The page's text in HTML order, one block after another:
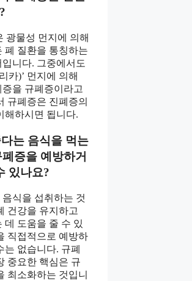
광물성 먼지에 의해
폐 질환을 통칭하는
니다. 그중에서도
카)’ 먼지에 의해
을 규폐증이라고
규폐증은 진폐증의
해하시면 됩니다.
는 음식을 먹는
증을 예방하거
있나요?
식을 섭취하는 것
건강을 유지하고
데 도움을 줄 수 있
직접적으로 예방하
는 없습니다. 규폐
중요한 핵심은 규
최소화하는 것입니